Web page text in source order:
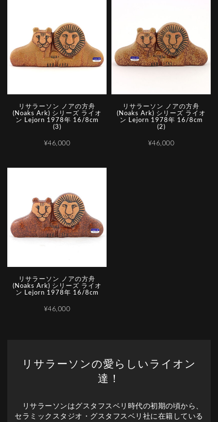
リサラーソン ノアの方舟
(Noaks Ark) シリーズ ライオ
ン Lejorn 1978年 16/8cm
(3)
¥46,000
リサラーソン ノアの方舟
(Noaks Ark) シリーズ ライオ
ン Lejorn 1978年 16/8cm
(2)
¥46,000
リサラーソン ノアの方舟
(Noaks Ark) シリーズ ライオ
ン Lejorn 1978年 16/8cm
¥46,000
リサラーソンの愛らしいライオン
達！
リサラーソンはグスタフスベリ時代の初期の頃から、
セラミックスタジオ・グスタフスベリ社に在籍している